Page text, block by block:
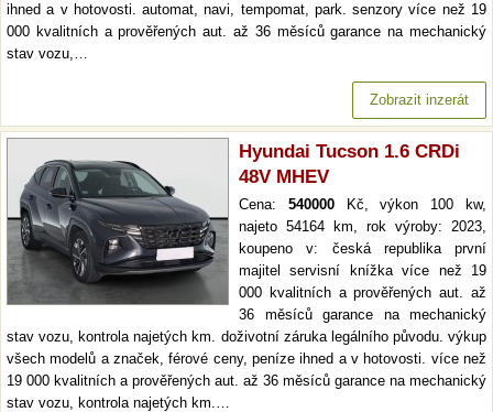
ihned a v hotovosti. automat, navi, tempomat, park. senzory více než 19
000 kvalitních a prověřených aut. až 36 měsíců garance na mechanický
stav vozu,…
Zobrazit inzerát
Hyundai Tucson 1.6 CRDi
48V MHEV
Cena: 540000Kč, výkon 100 kw,
najeto 54164 km, rok výroby: 2023,
koupeno v: česká republika první
majitel servisní knížka více než 19
000 kvalitních a prověřených aut. až
36 měsíců garance na mechanický
stav vozu, kontrola najetých km. doživotní záruka legálního původu. výkup
všech modelů a značek, férové ceny, peníze ihned a v hotovosti. více než
19 000 kvalitních a prověřených aut. až 36 měsíců garance na mechanický
stav vozu, kontrola najetých km.…